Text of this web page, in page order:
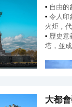
• 自由的
• 令人印
火炬，
• 歷史意
塔，並
大都